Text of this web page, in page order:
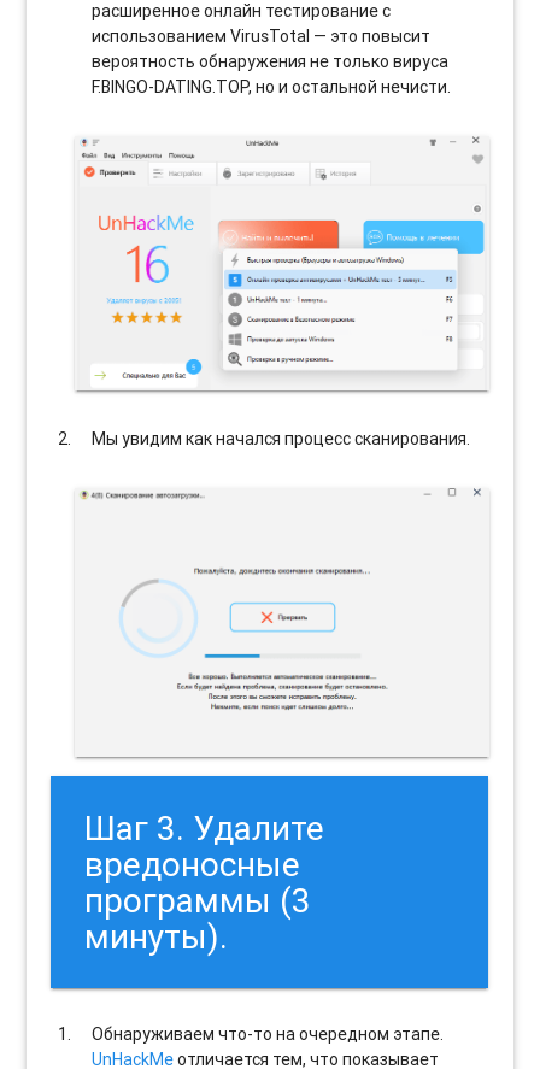
расширенное онлайн тестирование с
использованием VirusTotal — это повысит
вероятность обнаружения не только вируса
F.BINGO-DATING.TOP, но и остальной нечисти.
Мы увидим как начался процесс сканирования.
Шаг 3. Удалите
вредоносные
программы (3
минуты).
Обнаруживаем что-то на очередном этапе.
UnHackMeотличается тем, что показывает